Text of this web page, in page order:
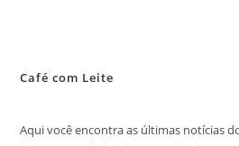
Café com Leite
Aqui você encontra as últimas notícias